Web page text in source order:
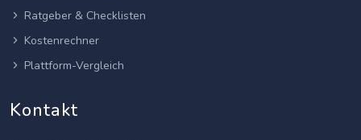
Ratgeber & Checklisten
Kostenrechner
Plattform-Vergleich
Kontakt